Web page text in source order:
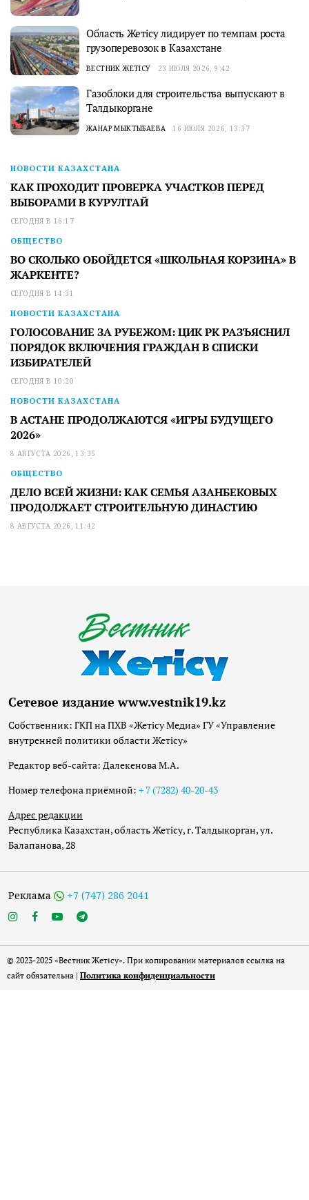
Область Жетісу лидирует по темпам роста
грузоперевозок в Казахстане
ВЕСТНИК ЖЕТІСУ 23 ИЮЛЯ 2026, 9:42
Газоблоки для строительства выпускают в
Талдыкоргане
ЖАНАР МЫКТЫБАЕВА 16 ИЮЛЯ 2026, 13:37
НОВОСТИ КАЗАХСТАНА
КАК ПРОХОДИТ ПРОВЕРКА УЧАСТКОВ ПЕРЕД
ВЫБОРАМИ В КУРУЛТАЙ
СЕГОДНЯ В 16:17
ОБЩЕСТВО
ВО СКОЛЬКО ОБОЙДЕТСЯ «ШКОЛЬНАЯ КОРЗИНА» В
ЖАРКЕНТЕ?
СЕГОДНЯ В 14:31
НОВОСТИ КАЗАХСТАНА
ГОЛОСОВАНИЕ ЗА РУБЕЖОМ: ЦИК РК РАЗЪЯСНИЛ
ПОРЯДОК ВКЛЮЧЕНИЯ ГРАЖДАН В СПИСКИ
ИЗБИРАТЕЛЕЙ
СЕГОДНЯ В 10:20
НОВОСТИ КАЗАХСТАНА
В АСТАНЕ ПРОДОЛЖАЮТСЯ «ИГРЫ БУДУЩЕГО
2026»
8 АВГУСТА 2026, 13:35
ОБЩЕСТВО
ДЕЛО ВСЕЙ ЖИЗНИ: КАК СЕМЬЯ АЗАНБЕКОВЫХ
ПРОДОЛЖАЕТ СТРОИТЕЛЬНУЮ ДИНАСТИЮ
8 АВГУСТА 2026, 11:42
Сетевое издание www.vestnik19.kz
Собственник: ГКП на ПХВ «Жетісу Медиа» ГУ «Управление
внутренней политики области Жетісу»
Редактор веб-сайта: Далекенова М.А.
Номер телефона приёмной: + 7 (7282) 40-20-43
Адрес редакции
Республика Казахстан, область Жетісу, г. Талдыкорган, ул.
Балапанова, 28
Реклама +7 (747) 286 2041
© 2023-2025 «Вестник Жетісу». При копировании материалов ссылка на
сайт обязательна | Политика конфиденциальности